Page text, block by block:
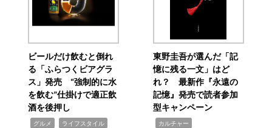
ビールだけ飲むと倒れ
る「ふらつくビアグラ
ス」発売 “強制的に水
を飲む”仕掛けで適正飲
酒を後押し
グルメ ライフスタイル
東野圭吾が選んだ「記
憶に残る一文」はど
れ？ 最新作『永遠の
記憶』発売で読者参加
型キャンペーン
カルチャー